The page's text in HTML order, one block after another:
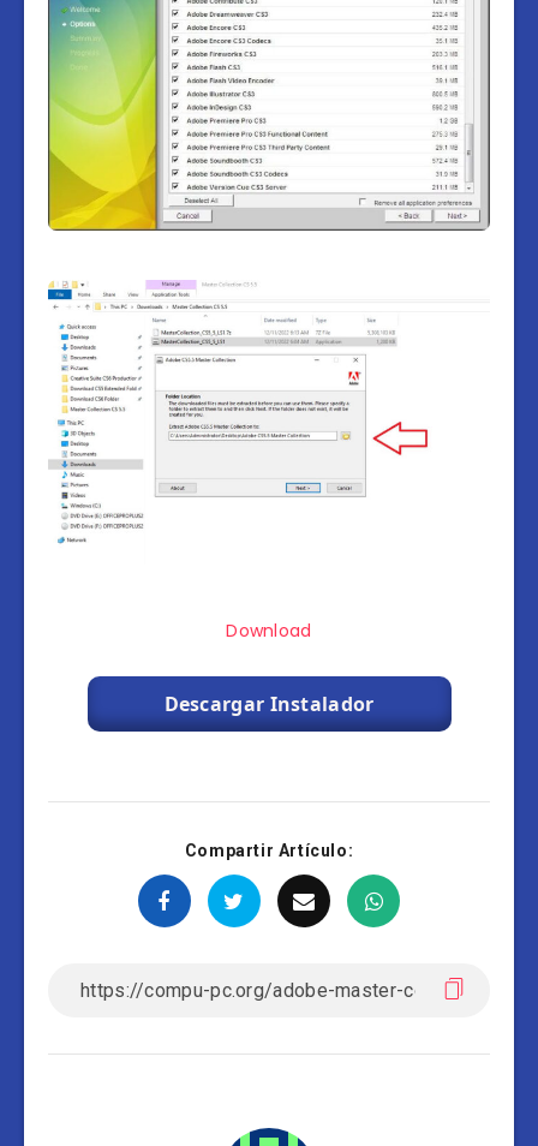
Download
Descargar Instalador
Compartir Artículo: